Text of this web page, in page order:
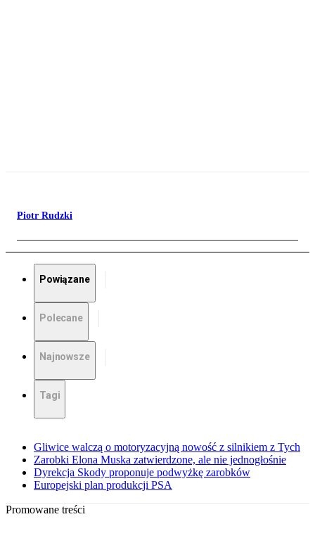
Piotr Rudzki
Powiązane
Polecane
Najnowsze
Tagi
Gliwice walczą o motoryzacyjną nowość z silnikiem z Tych
Zarobki Elona Muska zatwierdzone, ale nie jednogłośnie
Dyrekcja Skody proponuje podwyżkę zarobków
Europejski plan produkcji PSA
Promowane treści